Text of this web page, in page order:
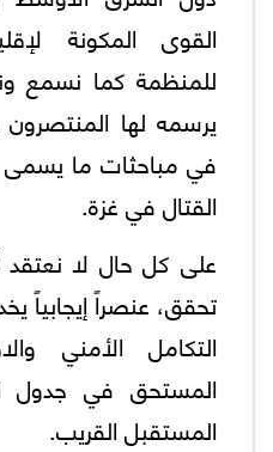
القوى المكونة
للمنظمة كما نسمع
يرسمه لها
في مباحثات ما يسمى
القتال في غزة.
على كل حال لا نعتقد
تحقق، عنصراً
التكامل الأمني
المستحق في جدول
المستقبل القريب.